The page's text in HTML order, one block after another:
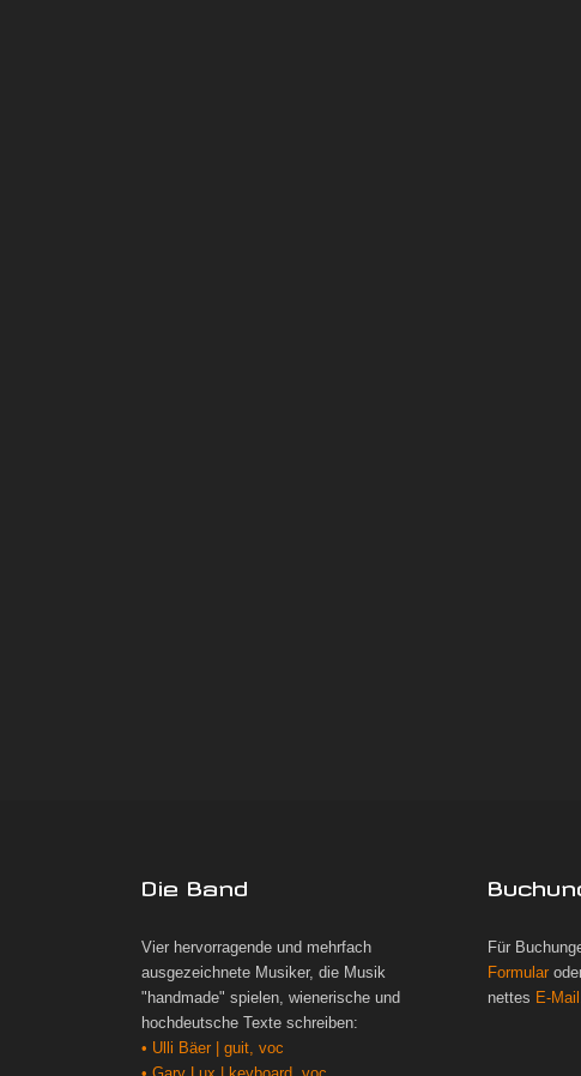
Die Band
Vier hervorragende und mehrfach
ausgezeichnete Musiker, die Musik
"handmade" spielen, wienerische und
hochdeutsche Texte schreiben:
• Ulli Bäer | guit, voc
Für
Formular
nettes E-